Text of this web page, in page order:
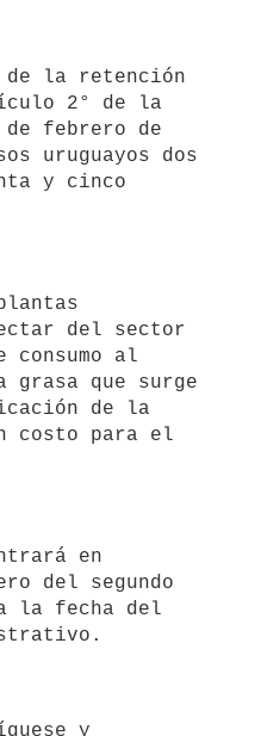
2° de la
de febrero de
uruguayos dos
y cinco
del sector
consumo al
que surge
de la
costo para el
del segundo
la fecha del